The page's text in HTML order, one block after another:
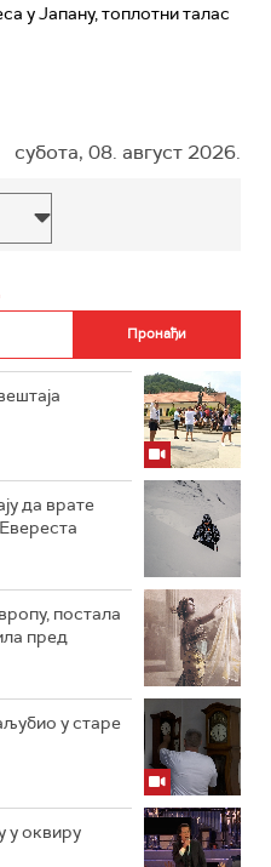
у Јапану, топлотни талас
субота, 08. август 2026.
да врате
постала
пред
у старе
у оквиру